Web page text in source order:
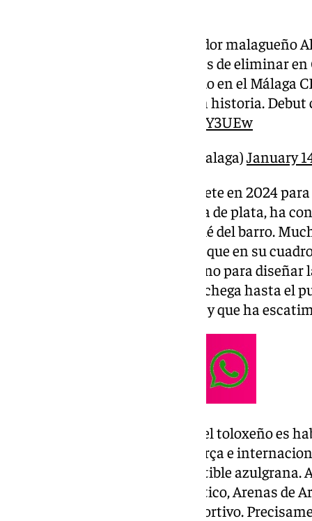
Así motivaba el entrenador malagueño
jugadores del Albacete antes de eliminar
técnico de Tolox, con pasado en el Málaga
en el vestuario que hicieran historia.
pic.twitter.com/UBzFpY3UEw
— 101TV Málaga (@101tvMalaga)January
González, que fichó por el Albacete en 2024
técnicos de moda de la categoría de plata, ha
formación y el llamado balompié del barro.
semiprofesional a este andaluz que en su
inestimable ayuda de su hermano para
dando crédito en la ciudad manchega hasta el
Real Madrid repleto de estrellas y que ha
Otro de los hitos en la carrera del toloxeño es
Fermín, el actual jugador del Barça e
escuadra jienense a ser indiscutible
de clubes como el Granada Atlético, Arenas de
Jaén, San Fernando y Betis Deportivo.